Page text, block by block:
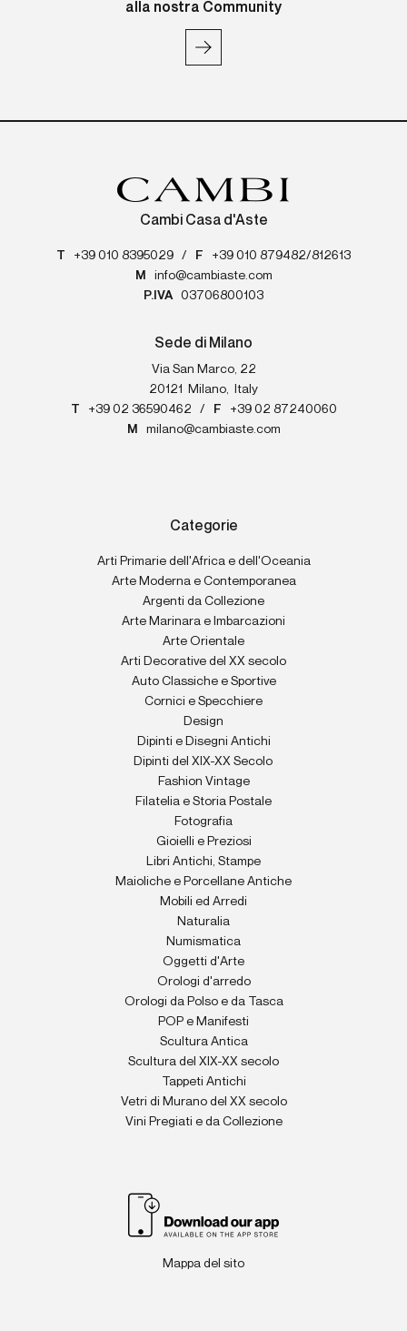
alla nostra Community
Cambi Casa d'Aste
T +39 010 8395029 / F
+39 010 879482/812613
M
info@cambiaste.com
P.IVA
03706800103
Sede di Milano
Via San Marco, 22
20121
Milano,
Italy
T
+39 02 36590462 / F
+39 02 87240060
M
milano@cambiaste.com
Categorie
Arti Primarie dell'Africa e dell'Oceania
Arte Moderna e Contemporanea
Argenti da Collezione
Arte Marinara e Imbarcazioni
Arte Orientale
Arti Decorative del XX secolo
Auto Classiche e Sportive
Cornici e Specchiere
Design
Dipinti e Disegni Antichi
Dipinti del XIX-XX Secolo
Fashion Vintage
Filatelia e Storia Postale
Fotografia
Gioielli e Preziosi
Libri Antichi, Stampe
Maioliche e Porcellane Antiche
Mobili ed Arredi
Naturalia
Numismatica
Oggetti d'Arte
Orologi d'arredo
Orologi da Polso e da Tasca
POP e Manifesti
Scultura Antica
Scultura del XIX-XX secolo
Tappeti Antichi
Vetri di Murano del XX secolo
Vini Pregiati e da Collezione
Mappa del sito